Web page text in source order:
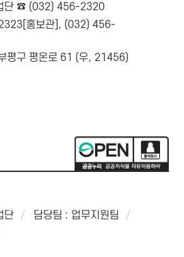
단 ☎ (032) 456-2320
홍보관], (032) 456-
평구 평온로 61 (우, 21456)
단
담당팀 : 업무지원팀